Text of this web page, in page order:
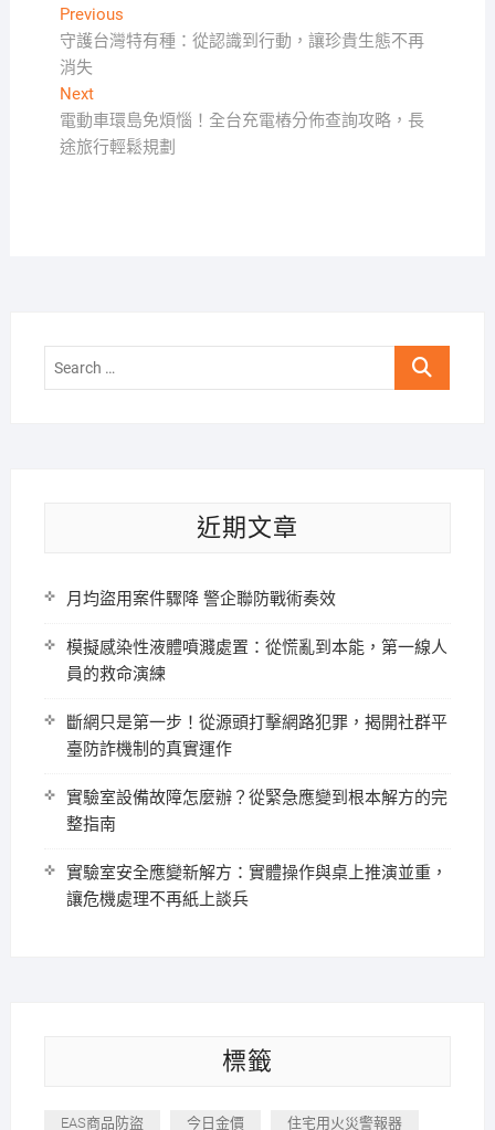
文
章
導
覽
PreviousPrevious
post:
守護台灣特有種：從認識到行動，讓珍貴生態不再
消失
NextNext
post:
電動車環島免煩惱！全台充電樁分佈查詢攻略，長
途旅行輕鬆規劃
Search
近期文章
月均盜用案件驟降 警企聯防戰術奏效
模擬感染性液體噴濺處置：從慌亂到本能，第一線人
員的救命演練
斷網只是第一步！從源頭打擊網路犯罪，揭開社群平
臺防詐機制的真實運作
實驗室設備故障怎麼辦？從緊急應變到根本解方的完
整指南
實驗室安全應變新解方：實體操作與桌上推演並重，
讓危機處理不再紙上談兵
標籤
EAS商品防盜 今日金價 住宅用火災警報器